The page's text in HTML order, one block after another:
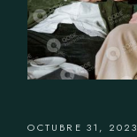
OCTUBRE 31, 2023